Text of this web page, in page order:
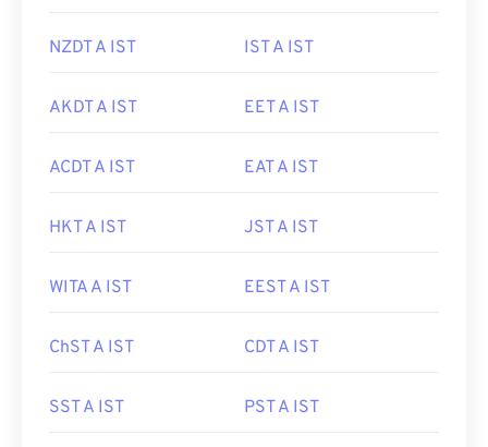
NZDT A IST IST A IST
AKDT A IST EET A IST
ACDT A IST EAT A IST
HKT A IST JST A IST
WITA A IST EEST A IST
ChST A IST CDT A IST
SST A IST PST A IST